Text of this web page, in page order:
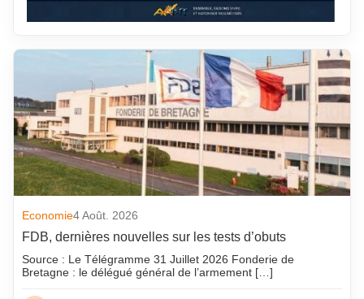
Economie4 Août. 2026
FDB, dernières nouvelles sur les tests d’obuts
Source : Le Télégramme 31 Juillet 2026 Fonderie de
Bretagne : le délégué général de l’armement […]